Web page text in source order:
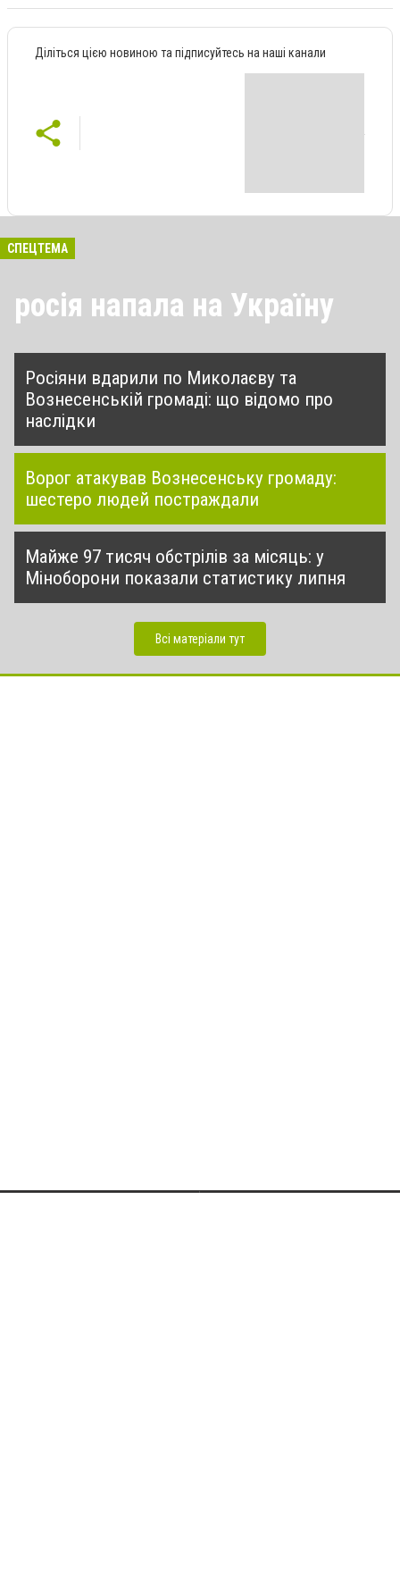
Діліться цією новиною та підписуйтесь на наші канали
СПЕЦТЕМА
росія напала на Україну
Росіяни вдарили по Миколаєву та
Вознесенській громаді: що відомо про
наслідки
Ворог атакував Вознесенську громаду:
шестеро людей постраждали
Майже 97 тисяч обстрілів за місяць: у
Міноборони показали статистику липня
Всі матеріали тут